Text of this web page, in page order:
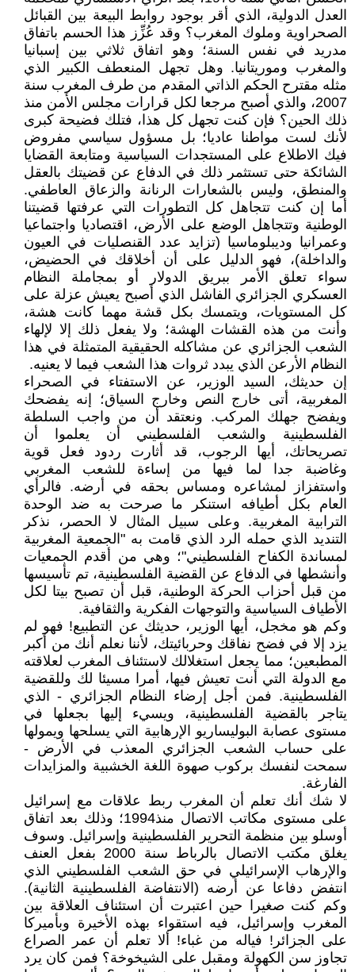
العدل الدولية، الذي أقر بوجود روابط البيعة بين القبائل
الصحراوية وملوك المغرب؟ وقد عُزِّز هذا الحسم باتفاق
مدريد في نفس السنة؛ وهو اتفاق ثلاثي بين إسبانيا
والمغرب وموريتانيا. وهل تجهل المنعطف الكبير الذي
مثله مقترح الحكم الذاتي المقدم من طرف المغرب سنة
2007، والذي أصبح مرجعا لكل قرارات مجلس الأمن منذ
ذلك الحين؟ فإن كنت تجهل كل هذا، فتلك فضيحة كبرى
لأنك لست مواطنا عاديا؛ بل مسؤول سياسي مفروض
فيك الاطلاع على المستجدات السياسية ومتابعة القضايا
الشائكة حتى تستثمر ذلك في الدفاع عن قضيتك بالعقل
والمنطق، وليس بالشعارات الرنانة والزعاق العاطفي.
أما إن كنت تتجاهل كل التطورات التي عرفتها قضيتنا
الوطنية وتتجاهل الوضع على الأرض، اقتصاديا واجتماعيا
وعمرانيا وديبلوماسيا (تزايد عدد القنصليات في العيون
والداخلة)، فهو الدليل على أن أخلاقك في الحضيض،
سواء تعلق الأمر ببريق الدولار أو بمجاملة النظام
العسكري الجزائري الفاشل الذي أصبح يعيش عزلة على
كل المستويات، ويتمسك بكل قشة مهما كانت هشة،
وأنت من هذه القشات الهشة؛ ولا يفعل ذلك إلا لإلهاء
الشعب الجزائري عن مشاكله الحقيقية المتمثلة في هذا
النظام الأرعن الذي يبدد ثروات هذا الشعب فيما لا يعنيه.
إن حديثك، السيد الوزير، عن الاستفتاء في الصحراء
المغربية، أتى خارج النص وخارج السياق؛ إنه يفضحك
ويفضح جهلك المركب. ونعتقد أن من واجب السلطة
الفلسطينية والشعب الفلسطيني أن يعلموا أن
تصريحاتك، أيها الرجوب، قد أثارت ردود فعل قوية
وغاضبة جدا لما فيها من إساءة للشعب المغربي
واستفزاز لمشاعره ومساس بحقه في أرضه. فالرأي
العام بكل أطيافه استنكر ما صرحت به ضد الوحدة
الترابية المغربية. وعلى سبيل المثال لا الحصر، نذكر
التنديد الذي حمله الرد الذي قامت به "الجمعية المغربية
لمساندة الكفاح الفلسطيني"؛ وهي من أقدم الجمعيات
وأنشطها في الدفاع عن القضية الفلسطينية، تم تأسيسها
من قبل أحزاب الحركة الوطنية، قبل أن تصبح بيتا لكل
الأطياف السياسية والتوجهات الفكرية والثقافية.
وكم هو مخجل، أيها الوزير، حديثك عن التطبيع! فهو لم
يزد إلا في فضح نفاقك وحربائيتك، لأننا نعلم أنك من أكبر
المطبعين؛ مما يجعل استغلالك لاستئناف المغرب لعلاقته
مع الدولة التي أنت تعيش فيها، أمرا مسيئا لك وللقضية
الفلسطينية. فمن أجل إرضاء النظام الجزائري - الذي
يتاجر بالقضية الفلسطينية، ويسيء إليها بجعلها في
مستوى عصابة البوليساريو الإرهابية التي يسلحها ويمولها
على حساب الشعب الجزائري المعذب في الأرض -
سمحت لنفسك بركوب صهوة اللغة الخشبية والمزايدات
الفارغة.
لا شك أنك تعلم أن المغرب ربط علاقات مع إسرائيل
على مستوى مكاتب الاتصال منذ1994؛ وذلك بعد اتفاق
أوسلو بين منظمة التحرير الفلسطينية وإسرائيل. وسوف
يغلق مكتب الاتصال بالرباط سنة 2000 بفعل العنف
والإرهاب الإسرائيلي في حق الشعب الفلسطيني الذي
انتفض دفاعا عن أرضه (الانتفاضة الفلسطينية الثانية).
وكم كنت صغيرا حين اعتبرت أن استئناف العلاقة بين
المغرب وإسرائيل، فيه استقواء بهذه الأخيرة وبأميركا
على الجزائر! فياله من غباء! ألا تعلم أن عمر الصراع
تجاوز سن الكهولة ومقبل على الشيخوخة؟ فمن كان يرد